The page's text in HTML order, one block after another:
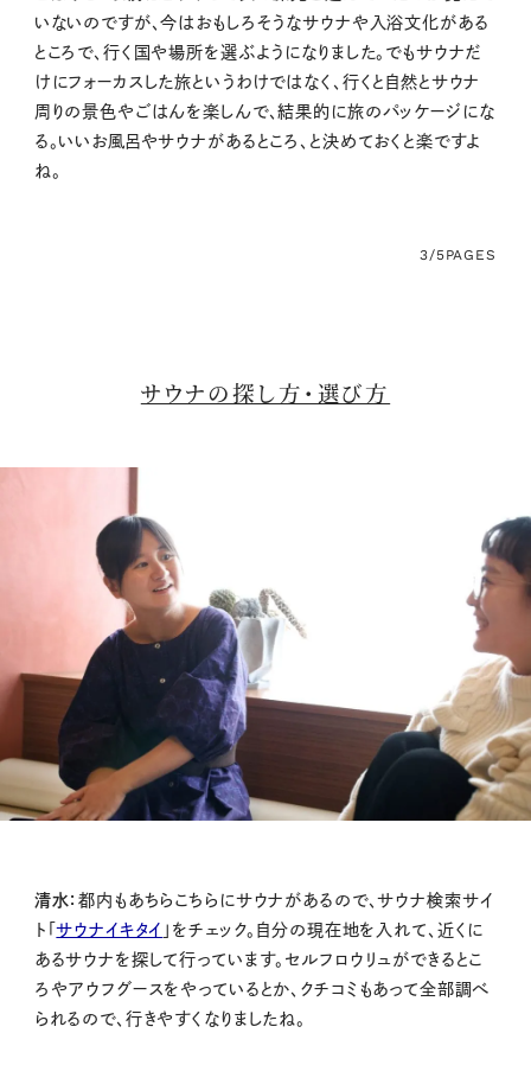
いないのですが、今はおもしろそうなサウナや入浴文化がある
ところで、行く国や場所を選ぶようになりました。でもサウナだ
けにフォーカスした旅というわけではなく、行くと自然とサウナ
周りの景色やごはんを楽しんで、結果的に旅のパッケージにな
る。いいお風呂やサウナがあるところ、と決めておくと楽ですよ
ね。
3/5PAGES
サウナの探し方・選び方
清水：都内もあちらこちらにサウナがあるので、サウナ検索サイ
ト「サウナイキタイ 」をチェック。自分の現在地を入れて、近くに
あるサウナを探して行っています。セルフロウリュができるとこ
ろやアウフグースをやっているとか、クチコミもあって全部調べ
られるので、行きやすくなりましたね。